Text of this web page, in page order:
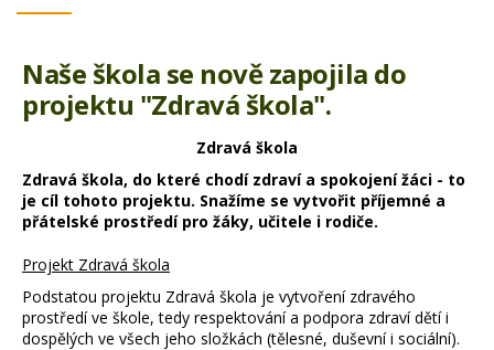
Naše škola se nově zapojila do
projektu "Zdravá škola".
Zdravá škola
Zdravá škola, do které chodí zdraví a spokojení žáci - to
je cíl tohoto projektu. Snažíme se vytvořit příjemné a
přátelské prostředí pro žáky, učitele i rodiče.
Projekt Zdravá škola
Podstatou projektu Zdravá škola je vytvoření zdravého
prostředí ve škole, tedy respektování a podpora zdraví dětí i
dospělých ve všech jeho složkách (tělesné, duševní i sociální).